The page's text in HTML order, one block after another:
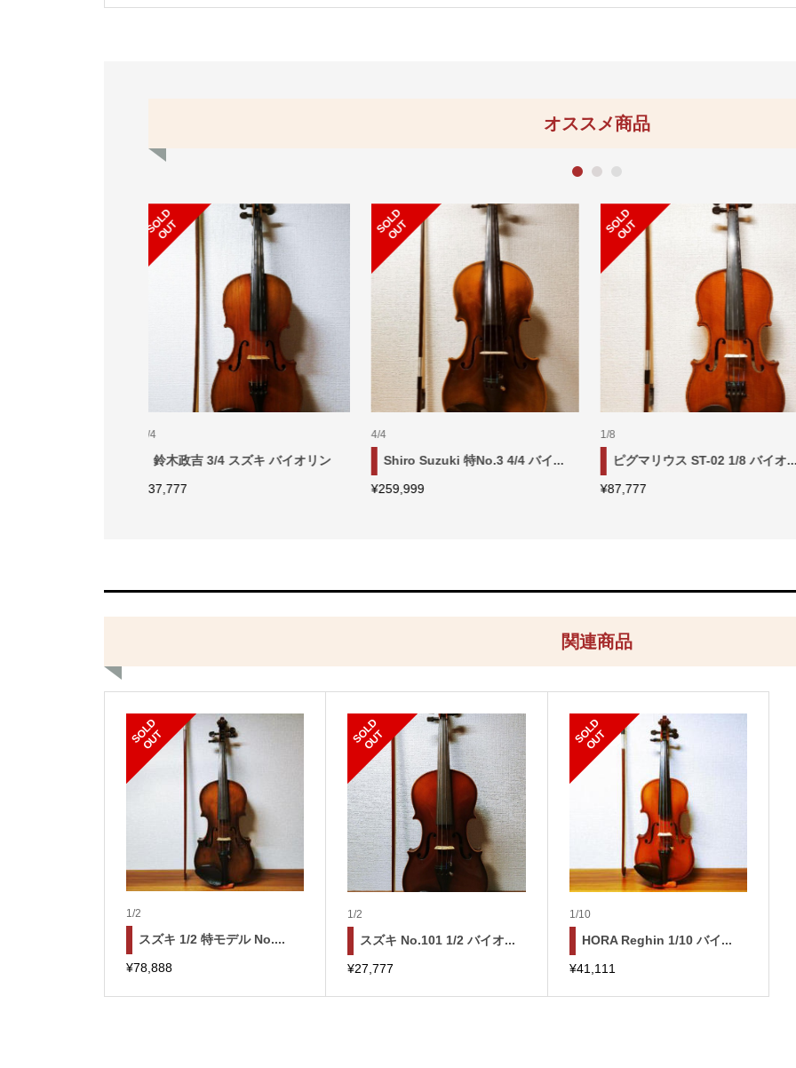
オススメ商品
SO
L
D
O
UT
1/4
スズキ No.520 1/4 バイオリン ...
¥84,444
1/4
Georg Edler V-103 バイオリン ...
¥268,888
SO
L
D
O
UT
アクセサリ
スーパーライト(Super Light)
¥44,000
で
た。
¥33,000
す。
1 2 3
関連商品
S
O
L
D
O
U
T
1/2
スズキ 1/2 特モデル No....
¥78,888
S
O
L
D
O
U
T
1/2
スズキ No.101 1/2 バイオ...
¥27,777
S
O
L
D
O
U
T
1/10
HORA Reghin 1/10 バイ...
¥41,111